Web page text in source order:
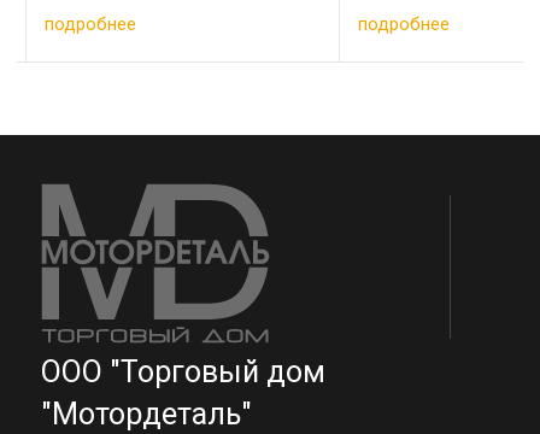
подробнее
Альтернативные
товара: Magneton:
подробнее
ООО "Торговый дом
"Мотордеталь"